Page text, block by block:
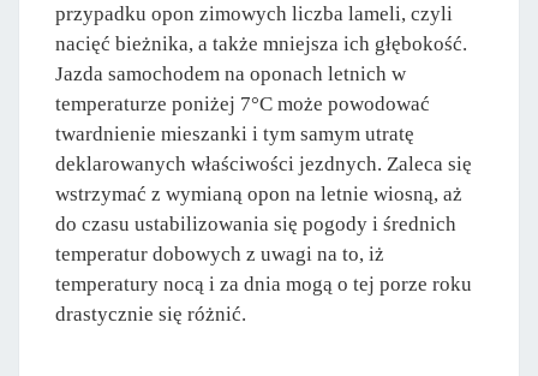
przypadku opon zimowych liczba lameli, czyli
nacięć bieżnika, a także mniejsza ich głębokość.
Jazda samochodem na oponach letnich w
temperaturze poniżej 7°C może powodować
twardnienie mieszanki i tym samym utratę
deklarowanych właściwości jezdnych. Zaleca się
wstrzymać z wymianą opon na letnie wiosną, aż
do czasu ustabilizowania się pogody i średnich
temperatur dobowych z uwagi na to, iż
temperatury nocą i za dnia mogą o tej porze roku
drastycznie się różnić.